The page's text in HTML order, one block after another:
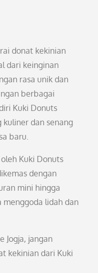
donat kekinian
dari keinginan
rasa unik dan
berbagai
Kuki Donuts
dan senang
baru.
Kuki Donuts
dengan
mini hingga
menggoda lidah dan
Jogja, jangan
kekinian dari Kuki